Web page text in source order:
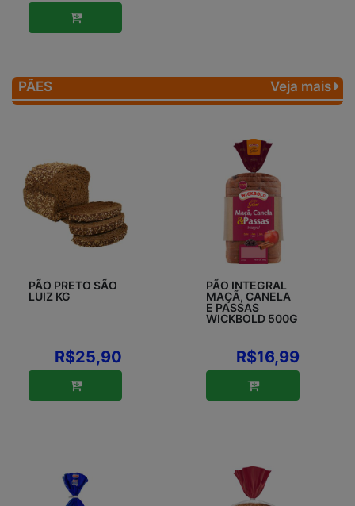
PÃES Veja mais
PÃO PRETO SÃO
LUIZ KG
R$25,90
PÃO INTEGRAL
MAÇÃ, CANELA
E PASSAS
WICKBOLD 500G
R$16,99